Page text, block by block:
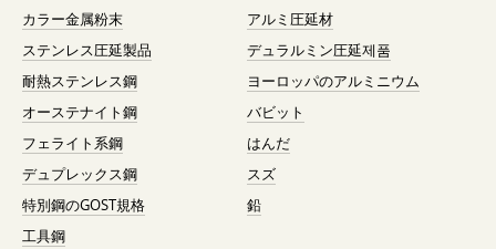
カラー金属粉末
ステンレス圧延製品
耐熱ステンレス鋼
オーステナイト鋼
フェライト系鋼
デュプレックス鋼
特別鋼のGOST規格
工具鋼
アルミ圧延材
デュラルミン圧延제품
ヨーロッパのアルミニウム
バビット
はんだ
スズ
鉛